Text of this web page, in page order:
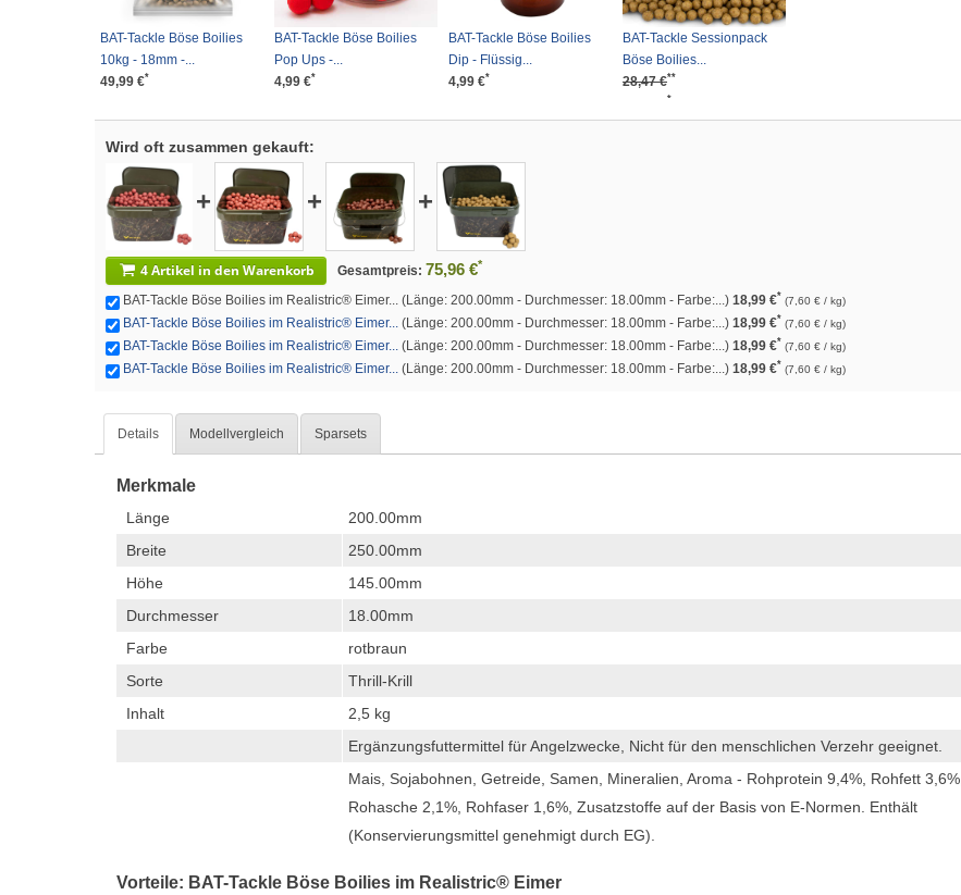
BAT-Tackle Böse Boilies
10kg - 18mm -...
49,99 €*
BAT-Tackle Böse Boilies
Pop Ups -...
4,99 €*
BAT-Tackle Böse Boilies
Dip - Flüssig...
4,99 €*
BAT-Tackle Sessionpack
Böse Boilies...
28,47 €**
*
Wird oft zusammen gekauft:
+ + +
4 Artikel in den Warenkorb Gesamtpreis: 75,96 €*
BAT-Tackle Böse Boilies im Realistric® Eimer... (Länge: 200.00mm - Durchmesser: 18.00mm - Farbe:...) 18,99 €* (7,60 € / kg)
BAT-Tackle Böse Boilies im Realistric® Eimer... (Länge: 200.00mm - Durchmesser: 18.00mm - Farbe:...) 18,99 €* (7,60 € / kg)
BAT-Tackle Böse Boilies im Realistric® Eimer... (Länge: 200.00mm - Durchmesser: 18.00mm - Farbe:...) 18,99 €* (7,60 € / kg)
BAT-Tackle Böse Boilies im Realistric® Eimer... (Länge: 200.00mm - Durchmesser: 18.00mm - Farbe:...) 18,99 €* (7,60 € / kg)
Details Modellvergleich Sparsets
Merkmale
Länge
200.00mm
Breite
250.00mm
Höhe
145.00mm
Durchmesser
18.00mm
Farbe
rotbraun
Sorte
Thrill-Krill
Inhalt
2,5 kg
Ergänzungsfuttermittel für Angelzwecke, Nicht für den menschlichen Verzehr geeignet.
Mais, Sojabohnen, Getreide, Samen, Mineralien, Aroma - Rohprotein 9,4%, Rohfett 3,6%,
Rohasche 2,1%, Rohfaser 1,6%, Zusatzstoffe auf der Basis von E-Normen. Enthält
(Konservierungsmittel genehmigt durch EG).
Vorteile: BAT-Tackle Böse Boilies im Realistric® Eimer